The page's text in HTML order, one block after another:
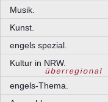
Musik.
Kunst.
engels spezial.
Kultur in NRW.
engels-Thema.